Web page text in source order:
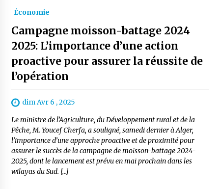
Économie
Campagne moisson-battage 2024
2025: L’importance d’une action
proactive pour assurer la réussite de
l’opération
dim Avr 6 , 2025
Le ministre de l’Agriculture, du Développement rural et de la
Pêche, M. Youcef Cherfa, a souligné, samedi dernier à Alger,
l’importance d’une approche proactive et de proximité pour
assurer le succès de la campagne de moisson-battage 2024-
2025, dont le lancement est prévu en mai prochain dans les
wilayas du Sud. […]